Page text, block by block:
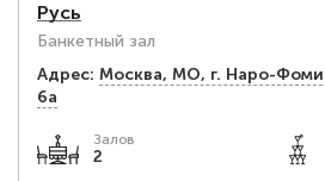
Русь
Банкетный зал
Адрес: Москва, МО, г. Наро-
6а
Залов
2